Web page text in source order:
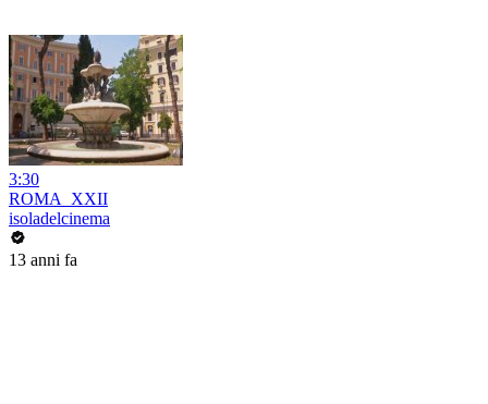
3:30
ROMA_XXII
isoladelcinema
13 anni fa